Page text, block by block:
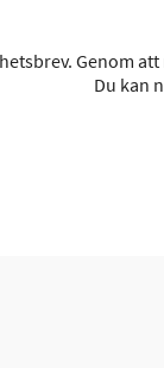
Genom
Du kan